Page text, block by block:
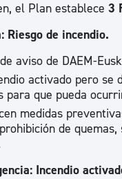
el Plan establece 3
Riesgo de incendio.
aviso de DAEM-
activado pero se
para que pueda
medidas
de quemas,
Incendio